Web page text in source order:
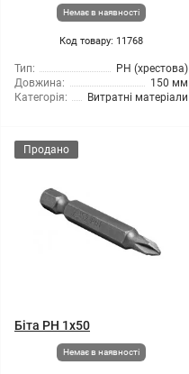
Немає в наявності
Код товару: 11768
Тип:
РН (хрестова)
Довжина:
150 мм
Категорія:
Витратні матеріали
Продано
Біта PH 1x50
Немає в наявності